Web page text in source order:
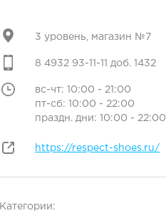
3 уровень, магазин №7
8 4932 93-11-11 доб. 1432
вс-чт: 10:00 - 21:00
пт-сб: 10:00 - 22:00
праздн. дни: 10:00 - 22:00
https://respect-shoes.ru/
Категории: